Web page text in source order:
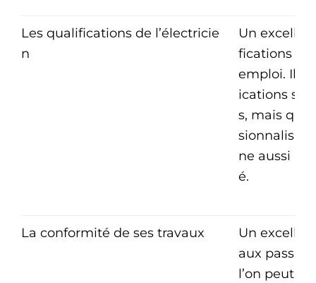
Les qualifications de l’électricie
n
Un
fications
emploi. Il
ications
s, mais qui
ne aussi
é.
La conformité de ses travaux
Un
aux passés
l’on peut